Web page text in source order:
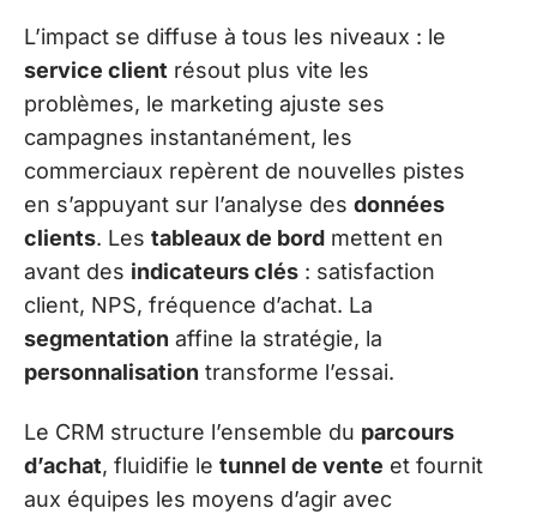
L’impact se diffuse à tous les niveaux : le
service client résout plus vite les
problèmes, le marketing ajuste ses
campagnes instantanément, les
commerciaux repèrent de nouvelles pistes
en s’appuyant sur l’analyse des données
clients. Les tableaux de bord mettent en
avant des indicateurs clés : satisfaction
client, NPS, fréquence d’achat. La
segmentation affine la stratégie, la
personnalisation transforme l’essai.
Le CRM structure l’ensemble du parcours
d’achat, fluidifie le tunnel de vente et fournit
aux équipes les moyens d’agir avec